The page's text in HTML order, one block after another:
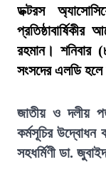
ডক্টরস
রহমান। শনিবার
সংসদের এলডি হলে
জাতীয় ও দলীয়
কর্মসূচির উদ্বোধন
সহধর্মিণী ডা.